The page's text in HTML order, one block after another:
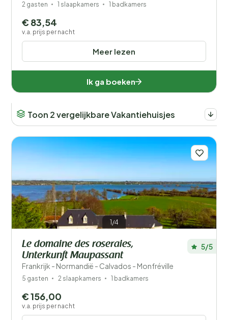
Voorzieningen
Wellness
2 gasten 1 slaapkamers 1 badkamers
Meer lezen
€ 83,54
v.a. prijs per nacht
Ik ga boeken
Toon 2 vergelijkbare Vakantiehuisjes
1/4
Le domaine des roseraies,
Unterkunft Maupassant
Frankrijk - Normandië - Calvados - Monfréville
5/5
5 gasten 2 slaapkamers 1 badkamers
€ 156,00
v.a. prijs per nacht